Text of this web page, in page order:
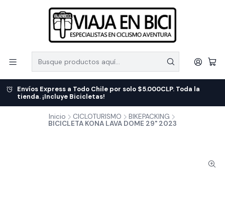
Envíos Express a Todo Chile por solo $5.000CLP. Toda la
tienda. ¡Incluye Bicicletas!
Inicio CICLOTURISMO
BIKEPACKING
BICICLETA KONA LAVA DOME 29" 2023